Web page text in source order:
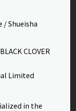
/ Shueisha
CLOVER
Limited
in the